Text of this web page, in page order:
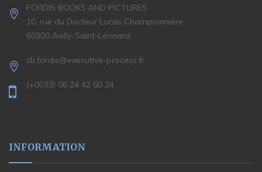
FORDIS BOOKS AND PICTURES
10, rue du Docteur Lucas Championnière
60300 Avilly-Saint-Léonard
sb.fordis@executive-process.fr
(+0033) 06 24 42 60 24
INFORMATION